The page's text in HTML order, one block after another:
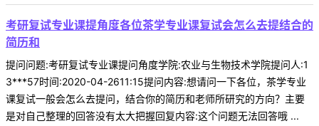
考研复试专业课提角度各位茶学专业课复试会怎么去提结合的
简历和
提问问题:考研复试专业课提问角度学院:农业与生物技术学院提问人:1
3***57时间:2020-04-2611:15提问内容:想请问一下各位，茶学专业
课复试一般会怎么去提问，结合你的简历和老师所研究的方向？主要
是对自己整理的回答没有太大把握回复内容:这个问题无法回答哦 ...